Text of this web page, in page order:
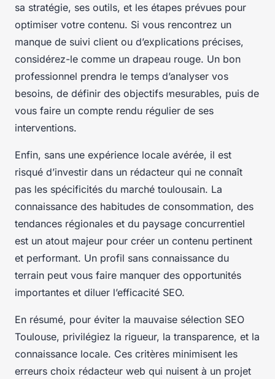
sa stratégie, ses outils, et les étapes prévues pour
optimiser votre contenu. Si vous rencontrez un
manque de suivi client ou d’explications précises,
considérez-le comme un drapeau rouge. Un bon
professionnel prendra le temps d’analyser vos
besoins, de définir des objectifs mesurables, puis de
vous faire un compte rendu régulier de ses
interventions.
Enfin, sans une expérience locale avérée, il est
risqué d’investir dans un rédacteur qui ne connaît
pas les spécificités du marché toulousain. La
connaissance des habitudes de consommation, des
tendances régionales et du paysage concurrentiel
est un atout majeur pour créer un contenu pertinent
et performant. Un profil sans connaissance du
terrain peut vous faire manquer des opportunités
importantes et diluer l’efficacité SEO.
En résumé, pour éviter la mauvaise sélection SEO
Toulouse, privilégiez la rigueur, la transparence, et la
connaissance locale. Ces critères minimisent les
erreurs choix rédacteur web qui nuisent à un projet